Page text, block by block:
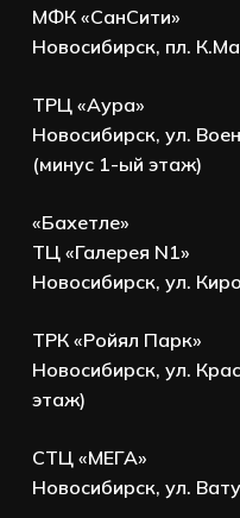
МФК «СанСити»
Новосибирск, пл.
ТРЦ «Аура»
Новосибирск, ул.
(минус 1-ый этаж)
«Бахетле»
ТЦ «Галерея N1»
Новосибирск, ул.
ТРК «Ройял Парк»
Новосибирск, ул.
этаж)
СТЦ «МЕГА»
Новосибирск, ул.